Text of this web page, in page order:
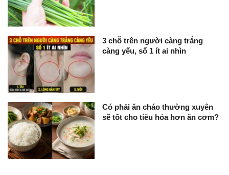
3 chỗ trên người càng trắng
càng yếu, số 1 ít ai nhìn
Có phải ăn cháo thường xuyên
sẽ tốt cho tiêu hóa hơn ăn cơm?